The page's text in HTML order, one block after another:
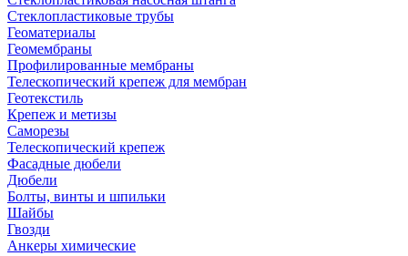
Стеклопластиковые трубы
Геоматериалы
Геомембраны
Профилированные мембраны
Телескопический крепеж для мембран
Геотекстиль
Крепеж и метизы
Саморезы
Телескопический крепеж
Фасадные дюбели
Дюбели
Болты, винты и шпильки
Шайбы
Гвозди
Анкеры химические